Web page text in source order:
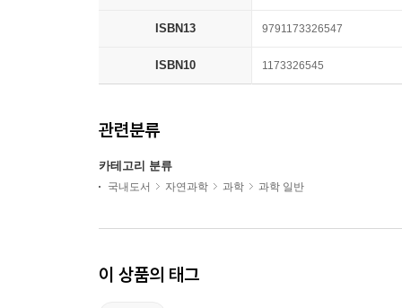
ISBN13 9791173326547
ISBN10 1173326545
관련분류
카테고리 분류
국내도서 자연과학 과학 과학 일반
이 상품의 태그